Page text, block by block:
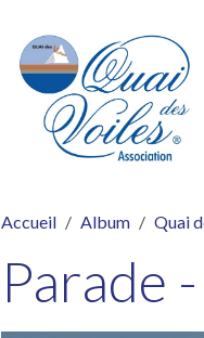
Accueil Album Quai
Parade